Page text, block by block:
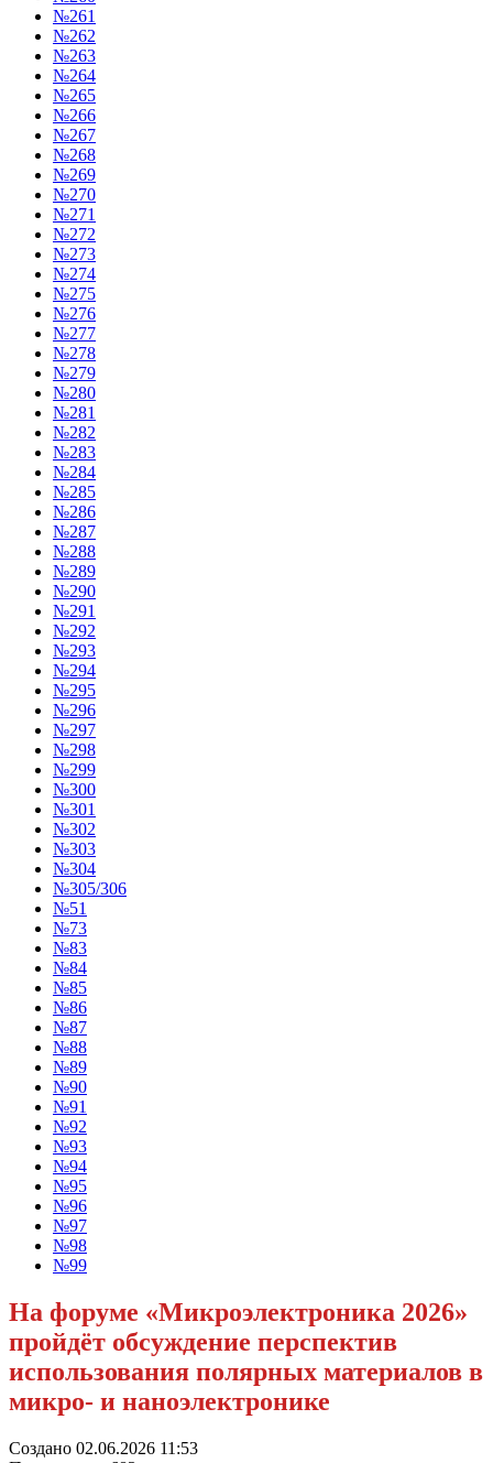
№261
№262
№263
№264
№265
№266
№267
№268
№269
№270
№271
№272
№273
№274
№275
№276
№277
№278
№279
№280
№281
№282
№283
№284
№285
№286
№287
№288
№289
№290
№291
№292
№293
№294
№295
№296
№297
№298
№299
№300
№301
№302
№303
№304
№305/306
№51
№73
№83
№84
№85
№86
№87
№88
№89
№90
№91
№92
№93
№94
№95
№96
№97
№98
№99
На форуме «Микроэлектроника 2026»
пройдёт обсуждение перспектив
использования полярных материалов в
микро- и наноэлектронике
Создано 02.06.2026 11:53